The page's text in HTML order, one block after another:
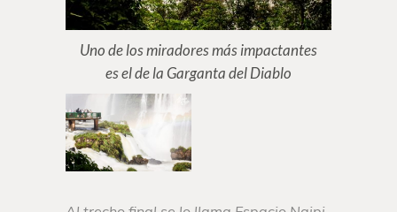
Uno de los miradores más impactantes
es el de la Garganta del Diablo